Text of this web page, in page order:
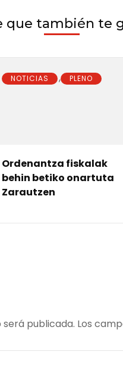
que también te
NOTICIAS , PLENO
Ordenantza fiskalak
behin betiko onartuta
Zarautzen
publicada. Los